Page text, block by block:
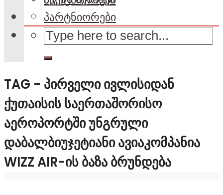
პარტნიორები
TAG - ᲞᲘᲠᲕᲔᲚᲘ ᲘᲕᲚᲘᲡᲘᲓᲐᲜ
ᲥᲣᲗᲐᲘᲡᲘᲡ ᲡᲐᲔᲠᲗᲐᲨᲝᲠᲘᲡᲝ
ᲐᲔᲠᲝᲞᲝᲠᲢᲨᲘ ᲣᲜᲒᲠᲣᲚᲘ
ᲓᲐᲑᲐᲚᲑᲘᲣᲯᲔᲢᲘᲐᲜᲘ ᲐᲕᲘᲐᲙᲝᲛᲞᲐᲜᲘᲐ
WIZZ AIR-ᲘᲡ ᲑᲐᲖᲐ ᲑᲠᲣᲜᲓᲔᲑᲐ